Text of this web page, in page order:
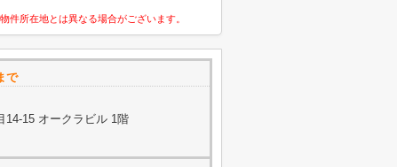
所在地とは異なる場合がございます。
で
14-15 オークラビル 1階